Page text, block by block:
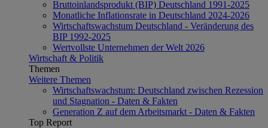
Bruttoinlandsprodukt (BIP) Deutschland 1991-2025
Monatliche Inflationsrate in Deutschland 2024-2026
Wirtschaftswachstum Deutschland - Veränderung des
BIP 1992-2025
Wertvollste Unternehmen der Welt 2026
Wirtschaft & Politik
Themen
Weitere Themen
Wirtschaftswachstum: Deutschland zwischen Rezession
und Stagnation - Daten & Fakten
Generation Z auf dem Arbeitsmarkt - Daten & Fakten
Top Report